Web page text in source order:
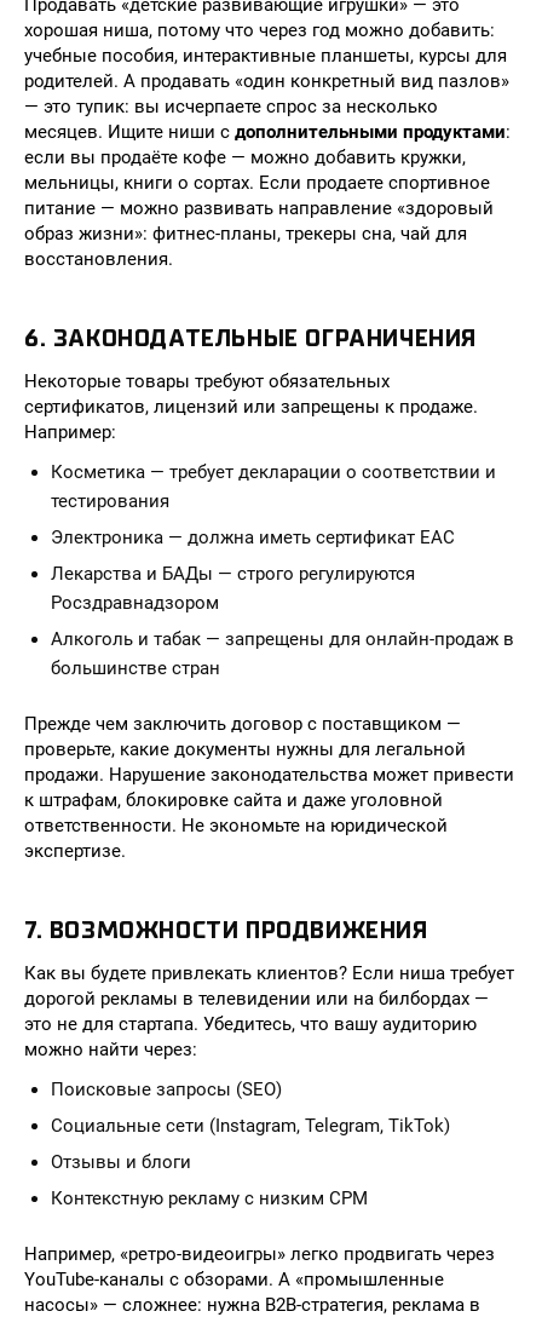
Продавать «детские развивающие игрушки» — это
хорошая ниша, потому что через год можно добавить:
учебные пособия, интерактивные планшеты, курсы для
родителей. А продавать «один конкретный вид пазлов»
— это тупик: вы исчерпаете спрос за несколько
месяцев. Ищите ниши с дополнительными продуктами:
если вы продаёте кофе — можно добавить кружки,
мельницы, книги о сортах. Если продаете спортивное
питание — можно развивать направление «здоровый
образ жизни»: фитнес-планы, трекеры сна, чай для
восстановления.
6. ЗАКОНОДАТЕЛЬНЫЕ ОГРАНИЧЕНИЯ
Некоторые товары требуют обязательных
сертификатов, лицензий или запрещены к продаже.
Например:
Косметика — требует декларации о соответствии и
тестирования
Электроника — должна иметь сертификат ЕАС
Лекарства и БАДы — строго регулируются
Росздравнадзором
Алкоголь и табак — запрещены для онлайн-продаж в
большинстве стран
Прежде чем заключить договор с поставщиком —
проверьте, какие документы нужны для легальной
продажи. Нарушение законодательства может привести
к штрафам, блокировке сайта и даже уголовной
ответственности. Не экономьте на юридической
экспертизе.
7. ВОЗМОЖНОСТИ ПРОДВИЖЕНИЯ
Как вы будете привлекать клиентов? Если ниша требует
дорогой рекламы в телевидении или на билбордах —
это не для стартапа. Убедитесь, что вашу аудиторию
можно найти через:
Поисковые запросы (SEO)
Социальные сети (Instagram, Telegram, TikTok)
Отзывы и блоги
Контекстную рекламу с низким CPM
Например, «ретро-видеоигры» легко продвигать через
YouTube-каналы с обзорами. А «промышленные
насосы» — сложнее: нужна B2B-стратегия, реклама в